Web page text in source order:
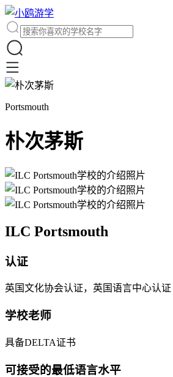
Portsmouth
朴次茅斯
ILC Portsmouth
认证
英国文化协会认证，英国语言中心认证
学校老师
具备DELTA证书
可接受的最低语言水平